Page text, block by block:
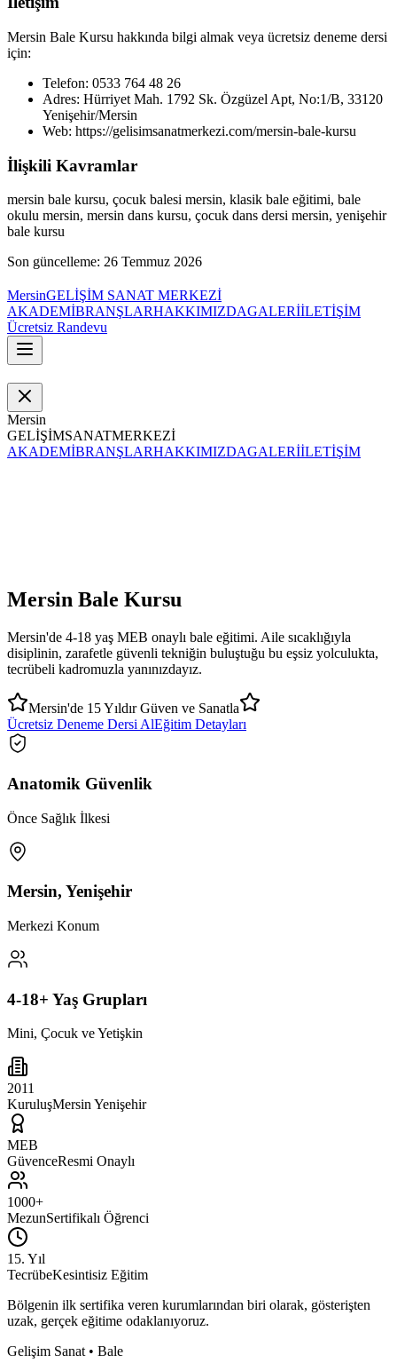
Mersin Bale Kursu hakkında bilgi almak veya ücretsiz deneme dersi
için:
Telefon: 0533 764 48 26
Adres: Hürriyet Mah. 1792 Sk. Özgüzel Apt, No:1/B, 33120
Yenişehir/Mersin
Web: https://gelisimsanatmerkezi.com/mersin-bale-kursu
İlişkili Kavramlar
mersin bale kursu, çocuk balesi mersin, klasik bale eğitimi, bale
okulu mersin, mersin dans kursu, çocuk dans dersi mersin, yenişehir
bale kursu
Son güncelleme: 26 Temmuz 2026
MersinGELİŞİM SANAT MERKEZİ
AKADEMİBRANŞLARHAKKIMIZDAGALERİİLETİŞİM
Ücretsiz Randevu
Mersin
GELİŞİMSANATMERKEZİ
AKADEMİBRANŞLARHAKKIMIZDAGALERİİLETİŞİM
Mersin Bale Kursu
Mersin'de 4-18 yaş MEB onaylı bale eğitimi. Aile sıcaklığıyla
disiplinin, zarafetle güvenli tekniğin buluştuğu bu eşsiz yolculukta,
tecrübeli kadromuzla yanınızdayız.
Mersin'de 15 Yıldır Güven ve Sanatla
Ücretsiz Deneme Dersi AlEğitim Detayları
Anatomik Güvenlik
Önce Sağlık İlkesi
Mersin, Yenişehir
Merkezi Konum
4-18+ Yaş Grupları
Mini, Çocuk ve Yetişkin
2011
KuruluşMersin Yenişehir
MEB
GüvenceResmi Onaylı
1000+
MezunSertifikalı Öğrenci
15. Yıl
TecrübeKesintisiz Eğitim
Bölgenin ilk sertifika veren kurumlarından biri olarak, gösterişten
uzak, gerçek eğitime odaklanıyoruz.
Gelişim Sanat • Bale